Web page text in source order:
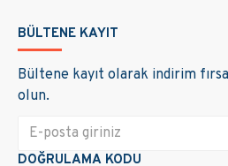
BÜLTENE KAYIT
Bültene kayıt olarak indirim
olun.
DOĞRULAMA KODU